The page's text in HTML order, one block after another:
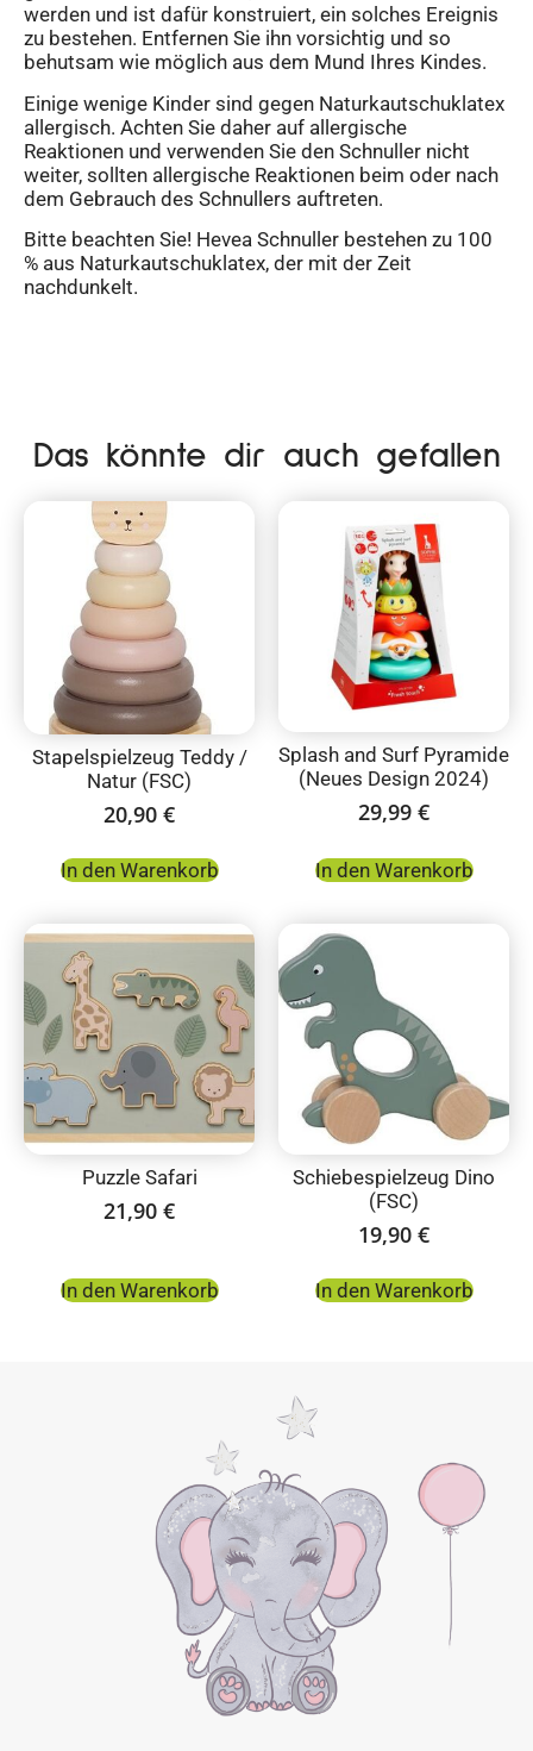
werden und ist dafür konstruiert, ein solches Ereignis
zu bestehen. Entfernen Sie ihn vorsichtig und so
behutsam wie möglich aus dem Mund Ihres Kindes.
Einige wenige Kinder sind gegen Naturkautschuklatex
allergisch. Achten Sie daher auf allergische
Reaktionen und verwenden Sie den Schnuller nicht
weiter, sollten allergische Reaktionen beim oder nach
dem Gebrauch des Schnullers auftreten.
Bitte beachten Sie! Hevea Schnuller bestehen zu 100
% aus Naturkautschuklatex, der mit der Zeit
nachdunkelt.
Das könnte dir auch gefallen
Stapelspielzeug Teddy /
Natur (FSC)
20,90 €
In den Warenkorb
Splash and Surf Pyramide
(Neues Design 2024)
29,99 €
In den Warenkorb
Puzzle Safari
21,90 €
In den Warenkorb
Schiebespielzeug Dino
(FSC)
19,90 €
In den Warenkorb